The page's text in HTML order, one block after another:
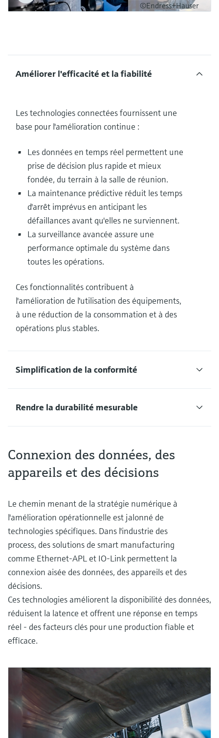
©Endress+Hauser
Améliorer l'efficacité et la fiabilité
Les technologies connectées fournissent une
base pour l'amélioration continue :
Les données en temps réel permettent une
prise de décision plus rapide et mieux
fondée, du terrain à la salle de réunion.
La maintenance prédictive réduit les temps
d'arrêt imprévus en anticipant les
défaillances avant qu'elles ne surviennent.
La surveillance avancée assure une
performance optimale du système dans
toutes les opérations.
Ces fonctionnalités contribuent à
l'amélioration de l'utilisation des équipements,
à une réduction de la consommation et à des
opérations plus stables.
Simplification de la conformité
Rendre la durabilité mesurable
Connexion des données, des
appareils et des décisions
Le chemin menant de la stratégie numérique à
l'amélioration opérationnelle est jalonné de
technologies spécifiques. Dans l'industrie des
process, des solutions de smart manufacturing
comme Ethernet-APL et IO-Link permettent la
connexion aisée des données, des appareils et des
décisions.
Ces technologies améliorent la disponibilité des données,
réduisent la latence et offrent une réponse en temps
réel - des facteurs clés pour une production fiable et
efficace.